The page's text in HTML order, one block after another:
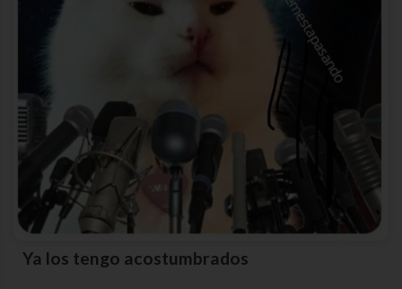
Ya los tengo acostumbrados